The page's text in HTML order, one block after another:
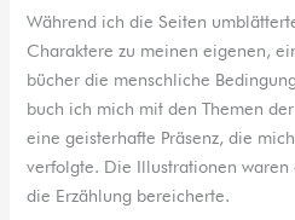
Während ich die Seiten
Charaktere zu meinen eigenen,
bücher die menschliche
buch ich mich mit den Themen
eine geisterhafte Präsenz, die
verfolgte. Die Illustrationen waren
die Erzählung bereicherte.